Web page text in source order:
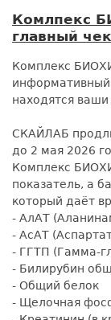
50%
-
за
715
₽
Комлпекс
главный
Комплекс
информативный
находятся
СКАЙЛАБ
до 2 мая 2026
Комплекс
показатель, а
который даёт
- АлАТ
- АсАТ
- ГГТП (Гамма-
- Билирубин
- Общий белок
- Щелочная